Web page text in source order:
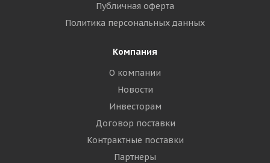
Публичная оферта
Политика персональных данных
Компания
О компании
Новости
Инвесторам
Договор поставки
Контрактные поставки
Партнеры